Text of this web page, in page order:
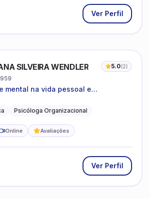
Ver Perfil
SILVEIRA WENDLER 5.0(2)
mental na vida pessoal e
Psicóloga Organizacional
Online Avaliações
Ver Perfil